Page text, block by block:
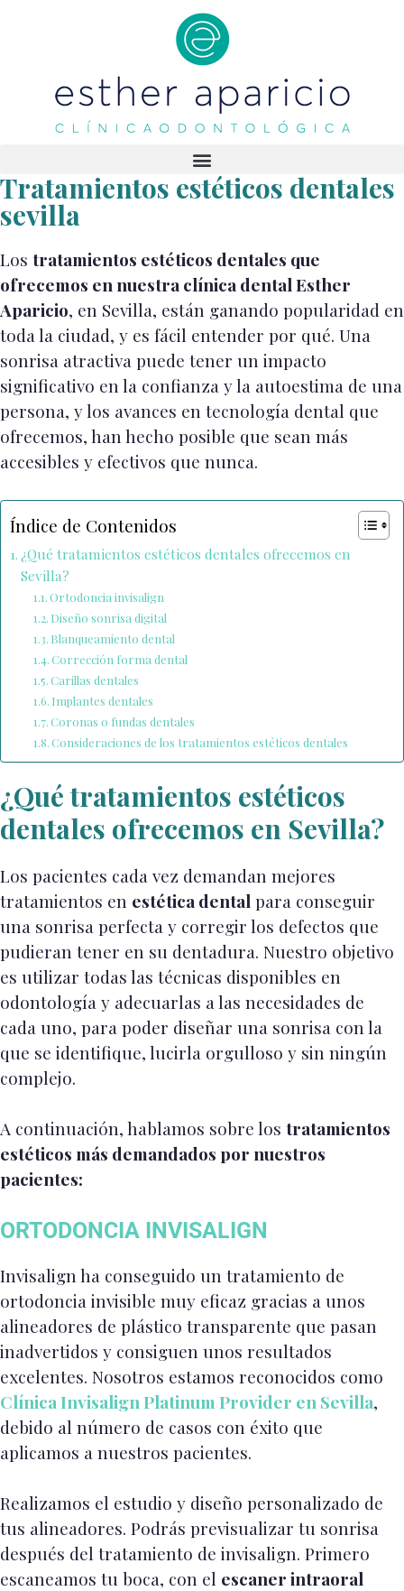
Tratamientos estéticos dentales
sevilla
Los tratamientos estéticos dentales que
ofrecemos en nuestra clínica dental Esther
Aparicio, en Sevilla, están ganando popularidad en
toda la ciudad, y es fácil entender por qué. Una
sonrisa atractiva puede tener un impacto
significativo en la confianza y la autoestima de una
persona, y los avances en tecnología dental que
ofrecemos, han hecho posible que sean más
accesibles y efectivos que nunca.
Índice de Contenidos
¿Qué tratamientos estéticos dentales ofrecemos en
Sevilla?
Ortodoncia invisalign
Diseño sonrisa digital
Blanqueamiento dental
Corrección forma dental
Carillas dentales
Implantes dentales
Coronas o fundas dentales
Consideraciones de los tratamientos estéticos dentales
¿Qué tratamientos estéticos
dentales ofrecemos en Sevilla?
Los pacientes cada vez demandan mejores
tratamientos en estética dental para conseguir
una sonrisa perfecta y corregir los defectos que
pudieran tener en su dentadura. Nuestro objetivo
es utilizar todas las técnicas disponibles en
odontología y adecuarlas a las necesidades de
cada uno, para poder diseñar una sonrisa con la
que se identifique, lucirla orgulloso y sin ningún
complejo.
A continuación, hablamos sobre los tratamientos
estéticos más demandados por nuestros
pacientes:
ORTODONCIA INVISALIGN
Invisalign ha conseguido un tratamiento de
ortodoncia invisible muy eficaz gracias a unos
alineadores de plástico transparente que pasan
inadvertidos y consiguen unos resultados
excelentes. Nosotros estamos reconocidos como
Clínica Invisalign Platinum Provider en Sevilla,
debido al número de casos con éxito que
aplicamos a nuestros pacientes.
Realizamos el estudio y diseño personalizado de
tus alineadores. Podrás previsualizar tu sonrisa
después del tratamiento de invisalign. Primero
escaneamos tu boca, con el escaner intraoral